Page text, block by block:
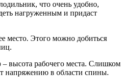
что очень удобно,
нагруженным и придаст
место. Этого можно добиться
высота рабочего места. Слишком
напряжению в области спины.